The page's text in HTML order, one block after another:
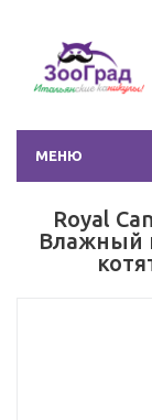
МЕНЮ
Royal
Влажный